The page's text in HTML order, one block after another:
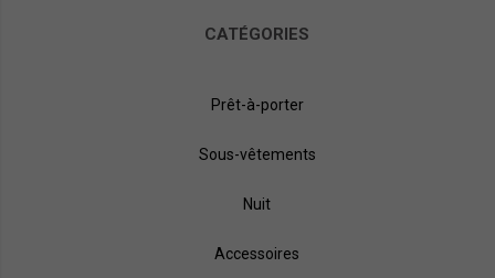
CATÉGORIES
Prêt-à-porter
Sous-vêtements
Nuit
Accessoires